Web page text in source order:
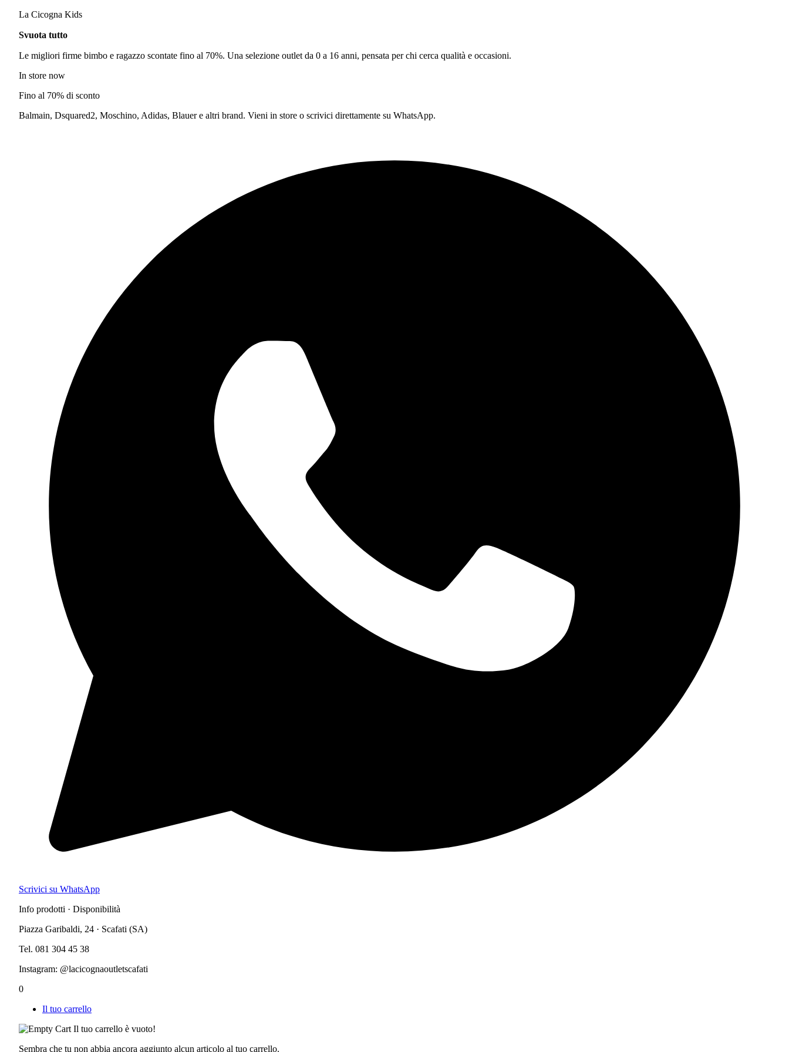
La Cicogna Kids
Svuota tutto
Le migliori firme bimbo e ragazzo scontate fino al 70%. Una selezione outlet da 0 a 16 anni, pensata per chi cerca qualità e occasioni.
In store now
Fino al 70% di sconto
Balmain, Dsquared2, Moschino, Adidas, Blauer e altri brand. Vieni in store o scrivici direttamente su WhatsApp.
Scrivici su WhatsApp
Info prodotti · Disponibilità
Piazza Garibaldi, 24 · Scafati (SA)
Tel. 081 304 45 38
Instagram: @lacicognaoutletscafati
0
Il tuo carrello
Il tuo carrello è vuoto!
Sembra che tu non abbia ancora aggiunto alcun articolo al tuo carrello.